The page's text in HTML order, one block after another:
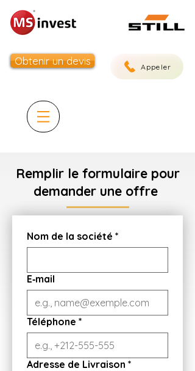
Obtenir un devis Appeler
Remplir le formulaire pour
demander une offre
Nom de la société *
E‑mail
Téléphone *
Adresse de Livraison *